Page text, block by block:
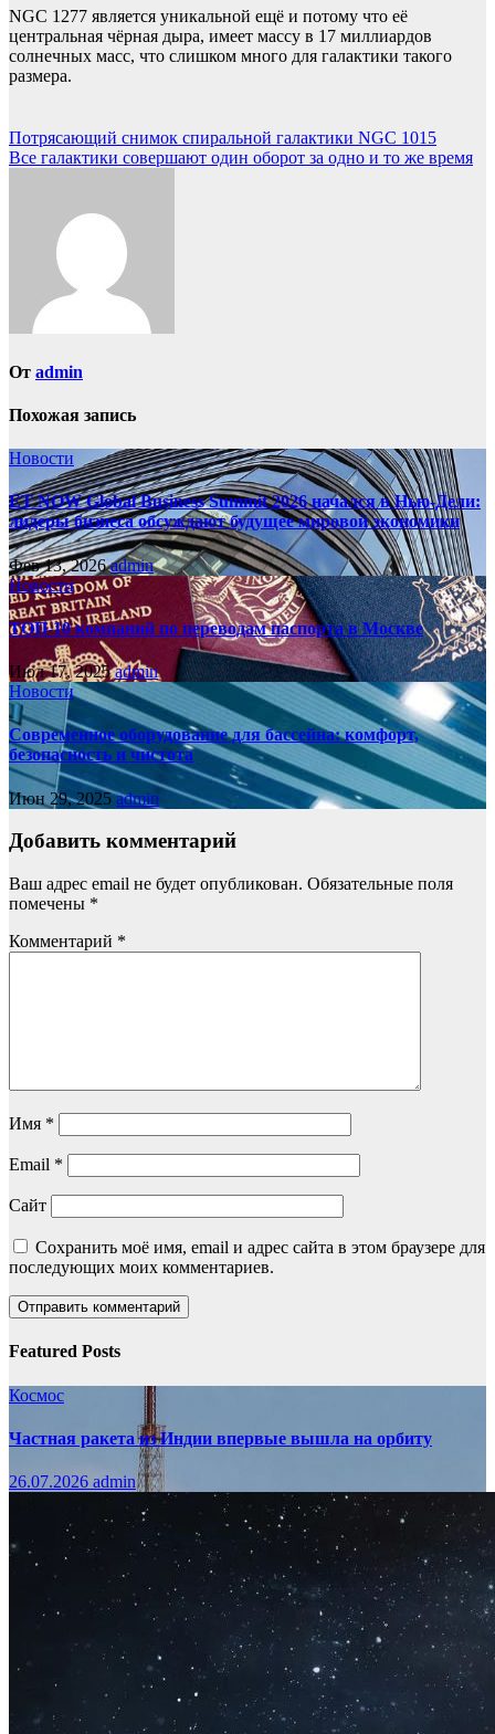
NGC 1277 является уникальной ещё и потому что её
центральная чёрная дыра, имеет массу в 17 миллиардов
солнечных масс, что слишком много для галактики такого
размера.
Навигация
по
Потрясающий снимок спиральной галактики NGC 1015
Все галактики совершают один оборот за одно и то же время
От admin
Похожая запись
Новости
ET NOW Global Business Summit 2026 начался в Нью‑Дели:
лидеры бизнеса обсуждают будущее мировой экономики
Фев 13, 2026admin
Новости
ТОП-10 компаний по переводам паспорта в Москве
Июл 17, 2025admin
Новости
Современное оборудование для бассейна: комфорт,
безопасность и чистота
Июн 29, 2025admin
Добавить комментарий
Ваш адрес email не будет опубликован. Обязательные поля
помечены *
Комментарий *
Имя *
Email *
Сайт
Сохранить моё имя, email и адрес сайта в этом браузере для
последующих моих комментариев.
Featured Posts
Космос
Частная ракета из Индии впервые вышла на орбиту
26.07.2026 admin